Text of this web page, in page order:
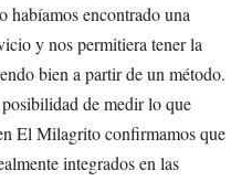
encontrado una
y nos permitiera tener la
bien a partir de un método.
de medir lo que
El Milagrito confirmamos que
integrados en las